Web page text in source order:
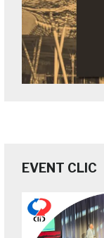
EVENT CLIC